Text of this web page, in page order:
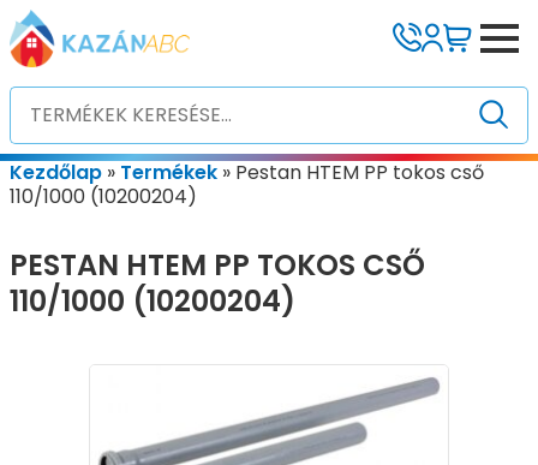
Kezdőlap » Termékek » Pestan HTEM PP tokos cső
110/1000 (10200204)
PESTAN HTEM PP TOKOS CSŐ
110/1000 (10200204)